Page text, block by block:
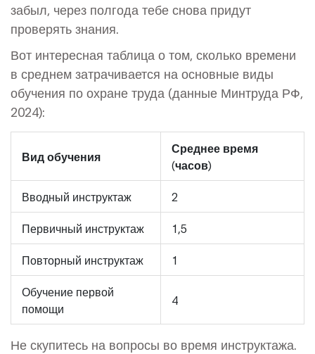
забыл, через полгода тебе снова придут
проверять знания.
Вот интересная таблица о том, сколько времени
в среднем затрачивается на основные виды
обучения по охране труда (данные Минтруда РФ,
2024):
Вид обучения
Среднее время
(часов)
Вводный инструктаж 2
Первичный инструктаж 1,5
Повторный инструктаж 1
Обучение первой
помощи
4
Не скупитесь на вопросы во время инструктажа.